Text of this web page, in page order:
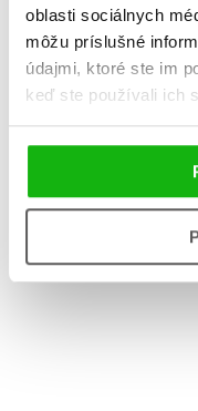
oblasti sociálnych
môžu príslušné
údajmi, ktoré ste im
keď ste používali ich